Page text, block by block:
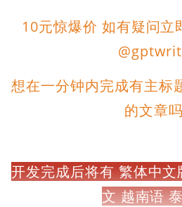
10元惊爆价 如有疑问立
想在一分钟内完成有主标
的文章
开发完成后将有 繁体中
文 越南语